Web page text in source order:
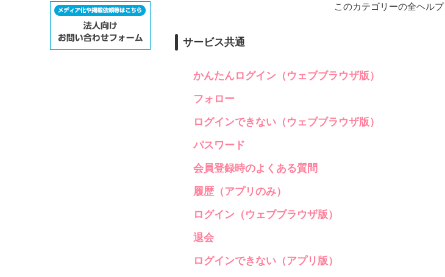
このカテゴリーの全ヘルプ
サービス共通
かんたんログイン（ウェブブラウザ版）
フォロー
ログインできない（ウェブブラウザ版）
パスワード
会員登録時のよくある質問
履歴（アプリのみ）
ログイン（ウェブブラウザ版）
退会
ログインできない（アプリ版）